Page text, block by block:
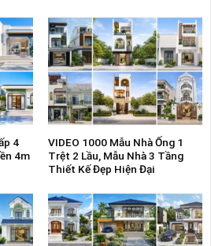
4
4m
VIDEO 1000 Mẫu Nhà Ống 1
Trệt 2 Lầu, Mẫu Nhà 3 Tầng
Thiết Kế Đẹp Hiện Đại